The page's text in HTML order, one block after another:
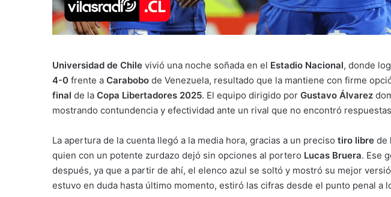
Universidad de Chile vivió una noche soñada en el Estadio Nacional, donde
4-0 frente a Carabobo de Venezuela, resultado que la mantiene con firme
final de la Copa Libertadores 2025. El equipo dirigido por Gustavo Álvarez
mostrando contundencia y efectividad ante un rival que no encontró
La apertura de la cuenta llegó a la media hora, gracias a un preciso tiro libre de
quien con un potente zurdazo dejó sin opciones al portero Lucas Bruera. Ese
después, ya que a partir de ahí, el elenco azul se soltó y mostró su mejor
estuvo en duda hasta último momento, estiró las cifras desde el punto penal a